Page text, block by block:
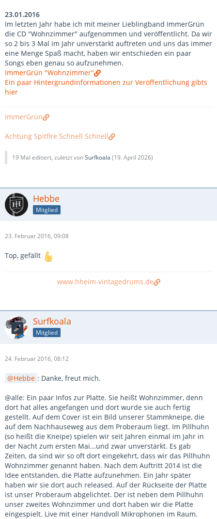
23.01.2016
Im letzten Jahr habe ich mit meiner Lieblingband ImmerGrün
die CD "Wohnzimmer" aufgenommen und veröffentlicht. Da wir
so 2 bis 3 Mal im Jahr unverstärkt auftreten und uns das immer
eine Menge Spaß macht, haben wir entschieden ein paar
Songs eben genau so aufzunehmen.
ImmerGrün "Wohnzimmer"
Ein paar Hintergrundinformationen zur Veröffentlichung gibts
hier
ImmerGrün
Achtung Spitfire Schnell Schnell
19 Mal editiert, zuletzt vonSurfkoala (19. April 2026)
Hebbe
Mitglied
23. Februar 2016, 09:08
Top, gefällt
www.hheim-vintagedrums.de
Surfkoala
Mitglied
24. Februar 2016, 08:12
Hebbe : Danke, freut mich.
@alle: Ein paar Infos zur Platte. Sie heißt Wohnzimmer, denn
dort hat alles angefangen und dort wurde sie auch fertig
gestellt. Auf dem Cover ist ein Bild unserer Stammkneipe, die
auf dem Nachhauseweg aus dem Proberaum liegt. Im Pillhuhn
(so heißt die Kneipe) spielen wir seit Jahren einmal im Jahr in
der Nacht zum ersten Mai...und zwar unverstärkt. Es gab
Zeiten, da sind wir so oft dort eingekehrt, dass wir das Pillhuhn
Wohnzimmer genannt haben. Nach dem Auftritt 2014 ist die
Idee entstanden, die Platte aufzunehmen. Ein Jahr später
haben wir sie dort auch released. Auf der Rückseite der Platte
ist unser Proberaum abgelichtet. Der ist neben dem Pillhuhn
unser zweites Wohnzimmer und dort haben wir die Platte
eingespielt. Live mit einer Handvoll Mikrophonen im Raum.